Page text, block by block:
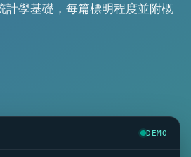
to the course project website and
計學基礎，每篇標明程度並附概
DEMO